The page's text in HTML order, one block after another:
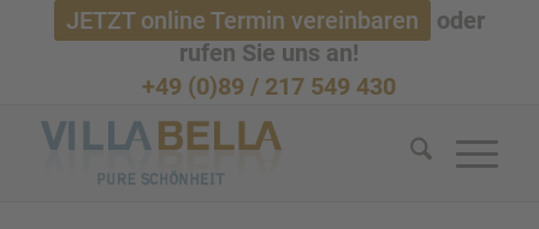
JETZT online Termin vereinbaren
oder
rufen Sie uns an!
+49 (0)89 / 217 549 430